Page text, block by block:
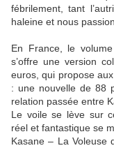
fébrilement, tant
haleine et nous
En France, le
s’offre une version
euros, qui propose
: une nouvelle de 88
relation passée entre
Le voile se lève sur
réel et fantastique se
Kasane – La Voleuse